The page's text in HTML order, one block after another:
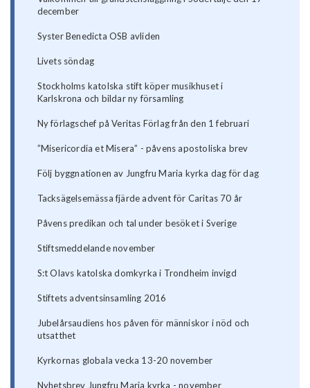
december
Syster Benedicta OSB avliden
Livets söndag
Stockholms katolska stift köper musikhuset i
Karlskrona och bildar ny församling
Ny förlagschef på Veritas Förlag från den 1 februari
”Misericordia et Misera” - påvens apostoliska brev
Följ byggnationen av Jungfru Maria kyrka dag för dag
Tacksägelsemässa fjärde advent för Caritas 70 år
Påvens predikan och tal under besöket i Sverige
Stiftsmeddelande november
S:t Olavs katolska domkyrka i Trondheim invigd
Stiftets adventsinsamling 2016
Jubelårsaudiens hos påven för människor i nöd och
utsatthet
Kyrkornas globala vecka 13-20 november
Nyhetsbrev Jungfru Maria kyrka - november